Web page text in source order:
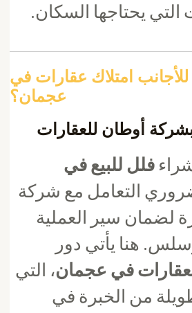
التي يحتاجها السكان.
امتلاك عقارات في
عجمان؟
أوطان للعقارات
فلل للبيع في
التعامل مع شركة
لضمان سير العملية
هنا يأتي دور
في عجمان، التي
من الخبرة في